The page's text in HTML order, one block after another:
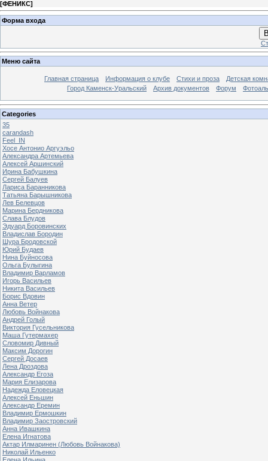
[ФЕНИКС]
Форма входа
Меню сайта
Главная страница Информация о клубе Стихи и проза
Детская
Город Каменск-Уральский
Архив документов Форум
Categories
35
carandash
Feel_IN
Хосе Антонио Аргуэльо
Александра Артемьева
Алексей Аршинский
Ирина Бабушкина
Сергей Балуев
Лариса Баранникова
Татьяна Барышникова
Лев Белевцов
Марина Бердникова
Слава Блудов
Эдуард Боровинских
Владислав Бородин
Шура Бродовской
Юрий Будаев
Нина Буйносова
Ольга Булыгина
Владимир Варламов
Игорь Васильев
Никита Васильев
Борис Вдовин
Анна Ветер
Любовь Войнакова
Андрей Голый
Виктория Гусельникова
Маша Гутермахер
Словомир Дивный
Максим Дорогин
Сергей Досаев
Лена Дроздова
Александр Егоза
Мария Елизарова
Надежда Еловецкая
Алексей Еньшин
Александр Еремин
Владимир Ермошкин
Владимир Заостровский
Анна Ивашкина
Елена Игнатова
Актар Илмаринен (Любовь Войнакова)
Николай Ильенко